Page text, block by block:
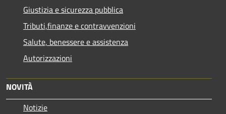
Giustizia e sicurezza pubblica
Tributi,finanze e contravvenzioni
Salute, benessere e assistenza
Autorizzazioni
NOVITÀ
Notizie